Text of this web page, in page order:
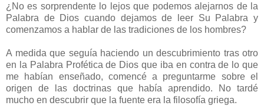
¿No es sorprendente lo lejos que podemos alejarnos de la
Palabra de Dios cuando dejamos de leer Su Palabra y
comenzamos a hablar de las tradiciones de los hombres?
A medida que seguía haciendo un descubrimiento tras otro
en la Palabra Profética de Dios que iba en contra de lo que
me habían enseñado, comencé a preguntarme sobre el
origen de las doctrinas que había aprendido. No tardé
mucho en descubrir que la fuente era la filosofía griega.